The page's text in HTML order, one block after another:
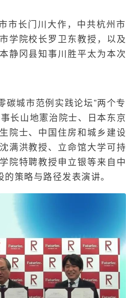
市长门川大作，中共杭州市
学院校长罗卫东教授，以及
静冈县知事川胜平太为本次
碳城市范例实践论坛”两个专
长山地憲治院士、日本东京
院士、中国住房和城乡建设
满洪教授、立命馆大学可持
院特聘教授申立银等来自中
策略与路径发表演讲。